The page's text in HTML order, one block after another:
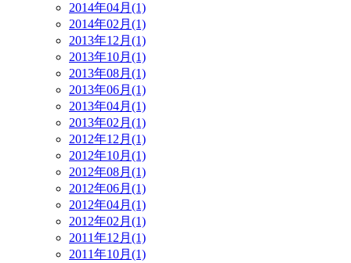
2014年04月(1)
2014年02月(1)
2013年12月(1)
2013年10月(1)
2013年08月(1)
2013年06月(1)
2013年04月(1)
2013年02月(1)
2012年12月(1)
2012年10月(1)
2012年08月(1)
2012年06月(1)
2012年04月(1)
2012年02月(1)
2011年12月(1)
2011年10月(1)